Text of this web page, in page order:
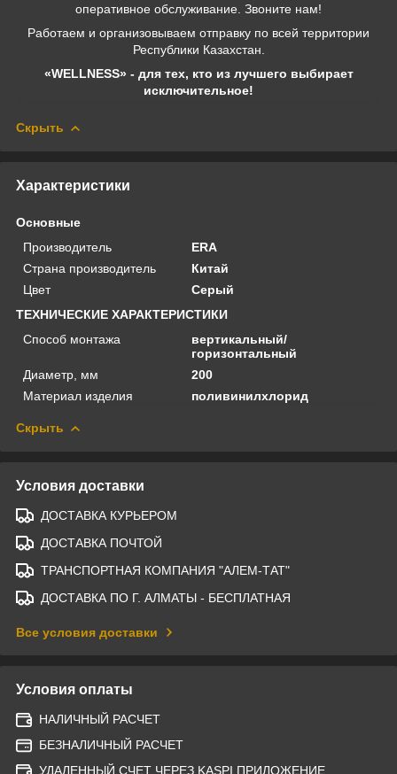
оперативное обслуживание. Звоните нам!
Работаем и организовываем отправку по всей территории
Республики Казахстан.
«WELLNESS» - для тех, кто из лучшего выбирает
исключительное!
Скрыть
Характеристики
Основные
Производитель
ERA
Страна производитель
Китай
Цвет
Серый
ТЕХНИЧЕСКИЕ ХАРАКТЕРИСТИКИ
Способ монтажа
вертикальный/
горизонтальный
Диаметр, мм
200
Материал изделия
поливинилхлорид
Скрыть
Условия доставки
ДОСТАВКА КУРЬЕРОМ
ДОСТАВКА ПОЧТОЙ
ТРАНСПОРТНАЯ КОМПАНИЯ "АЛЕМ-ТАТ"
ДОСТАВКА ПО Г. АЛМАТЫ - БЕСПЛАТНАЯ
Все условия доставки
Условия оплаты
НАЛИЧНЫЙ РАСЧЕТ
БЕЗНАЛИЧНЫЙ РАСЧЕТ
УДАЛЕННЫЙ СЧЕТ ЧЕРЕЗ KASPI ПРИЛОЖЕНИЕ